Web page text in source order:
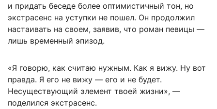
и придать беседе более оптимистичный тон, но
экстрасенс на уступки не пошел. Он продолжил
настаивать на своем, заявив, что роман певицы —
лишь временный эпизод.
«Я говорю, как считаю нужным. Как я вижу. Ну вот
правда. Я его не вижу — его и не будет.
Несуществующий элемент твоей жизни», —
поделился экстрасенс.